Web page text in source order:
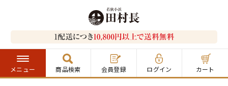
メニュー 商品検索 会員登録 ログイン カート